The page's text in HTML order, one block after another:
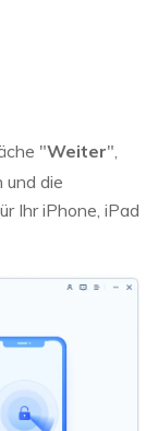
"Weiter",
die
Ihr iPhone, iPad